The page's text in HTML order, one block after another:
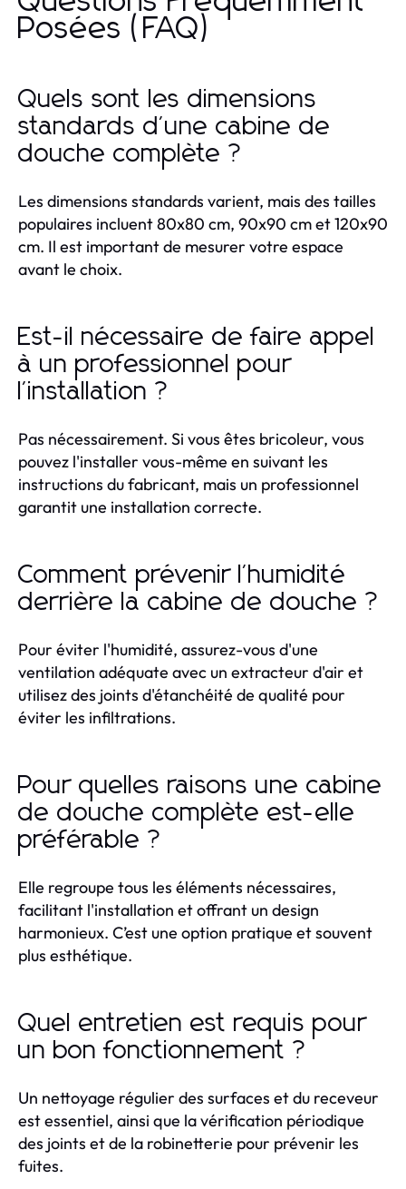
Posées (FAQ)
Quels sont les dimensions
standards d'une cabine de
douche complète ?
Les dimensions standards varient, mais des tailles
populaires incluent 80x80 cm, 90x90 cm et 120x90
cm. Il est important de mesurer votre espace
avant le choix.
Est-il nécessaire de faire appel
à un professionnel pour
l'installation ?
Pas nécessairement. Si vous êtes bricoleur, vous
pouvez l'installer vous-même en suivant les
instructions du fabricant, mais un professionnel
garantit une installation correcte.
Comment prévenir l'humidité
derrière la cabine de douche ?
Pour éviter l'humidité, assurez-vous d'une
ventilation adéquate avec un extracteur d'air et
utilisez des joints d'étanchéité de qualité pour
éviter les infiltrations.
Pour quelles raisons une cabine
de douche complète est-elle
préférable ?
Elle regroupe tous les éléments nécessaires,
facilitant l'installation et offrant un design
harmonieux. C’est une option pratique et souvent
plus esthétique.
Quel entretien est requis pour
un bon fonctionnement ?
Un nettoyage régulier des surfaces et du receveur
est essentiel, ainsi que la vérification périodique
des joints et de la robinetterie pour prévenir les
fuites.